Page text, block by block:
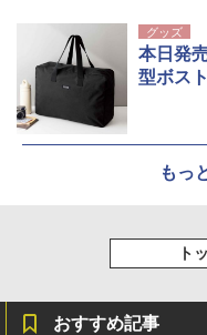
グッズ
本日発
型ボス
もっ
ト
おすすめ記事